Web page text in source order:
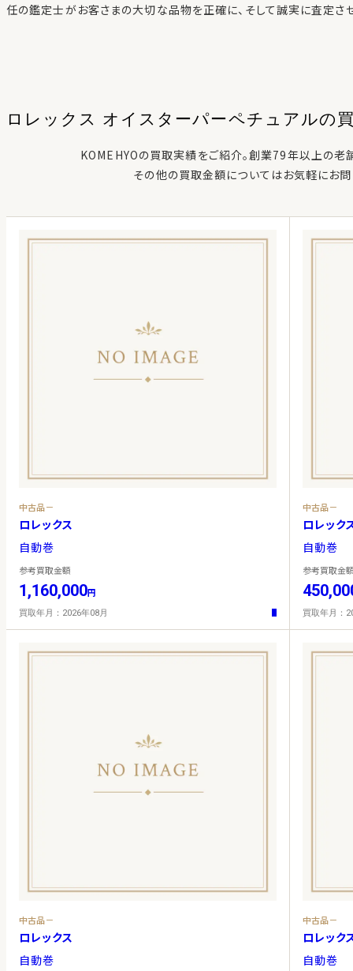
任の鑑定士がお客さまの大切な品物を正確に、そして誠実に査定さ
ロレックス オイスターパーペチュアルの
KOMEHYOの買取実績をご紹介。創業79年以上の老
その他の買取金額についてはお気軽にお問
中古品－
ロレックス
自動巻
参考買取金額
1,160,000円
買取年月：2026年08月
中古品－
ロレック
自動巻
参考買取金
買取年月：
中古品－
ロレックス
自動巻
中古品－
ロレック
自動巻